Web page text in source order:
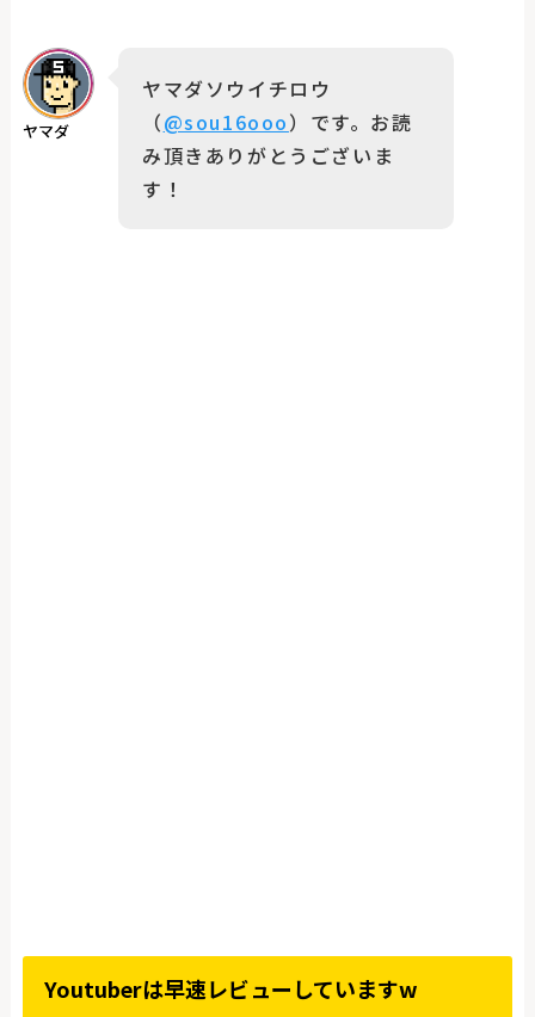
ヤマダ
ヤマダソウイチロウ
（@sou16ooo）です。お読
み頂きありがとうございま
す！
Youtuberは早速レビューしていますw